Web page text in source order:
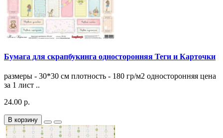
Бумага для скрапбукинга односторонняя Теги и Карточки
размеры - 30*30 см плотность - 180 гр/м2 односторонняя цена
за 1 лист ..
24.00 р.
В корзину